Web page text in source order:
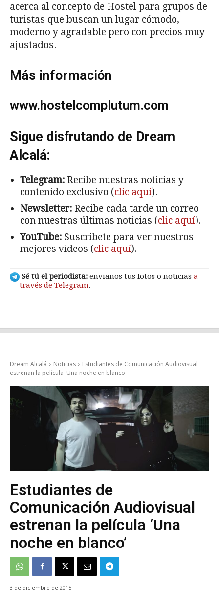
acerca al concepto de Hostel para grupos de
turistas que buscan un lugar cómodo,
moderno y agradable pero con precios muy
ajustados.
Más información
www.hostelcomplutum.com
Sigue disfrutando de Dream
Alcalá:
Telegram: Recibe nuestras noticias y
contenido exclusivo (clic aquí).
Newsletter: Recibe cada tarde un correo
con nuestras últimas noticias (clic aquí).
YouTube: Suscríbete para ver nuestros
mejores vídeos (clic aquí).
Sé tú el periodista: envíanos tus fotos o noticias a
través de Telegram.